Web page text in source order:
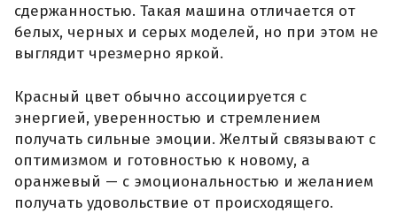
сдержанностью. Такая машина отличается от
белых, черных и серых моделей, но при этом не
выглядит чрезмерно яркой.
Красный цвет обычно ассоциируется с
энергией, уверенностью и стремлением
получать сильные эмоции. Желтый связывают с
оптимизмом и готовностью к новому, а
оранжевый — с эмоциональностью и желанием
получать удовольствие от происходящего.